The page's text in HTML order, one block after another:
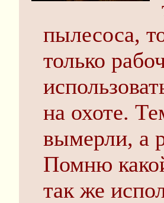
пылесоса,
только
на охоте.
вымерли, а
Помню
так же